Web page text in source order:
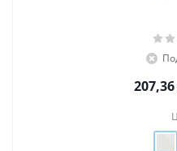
207,36